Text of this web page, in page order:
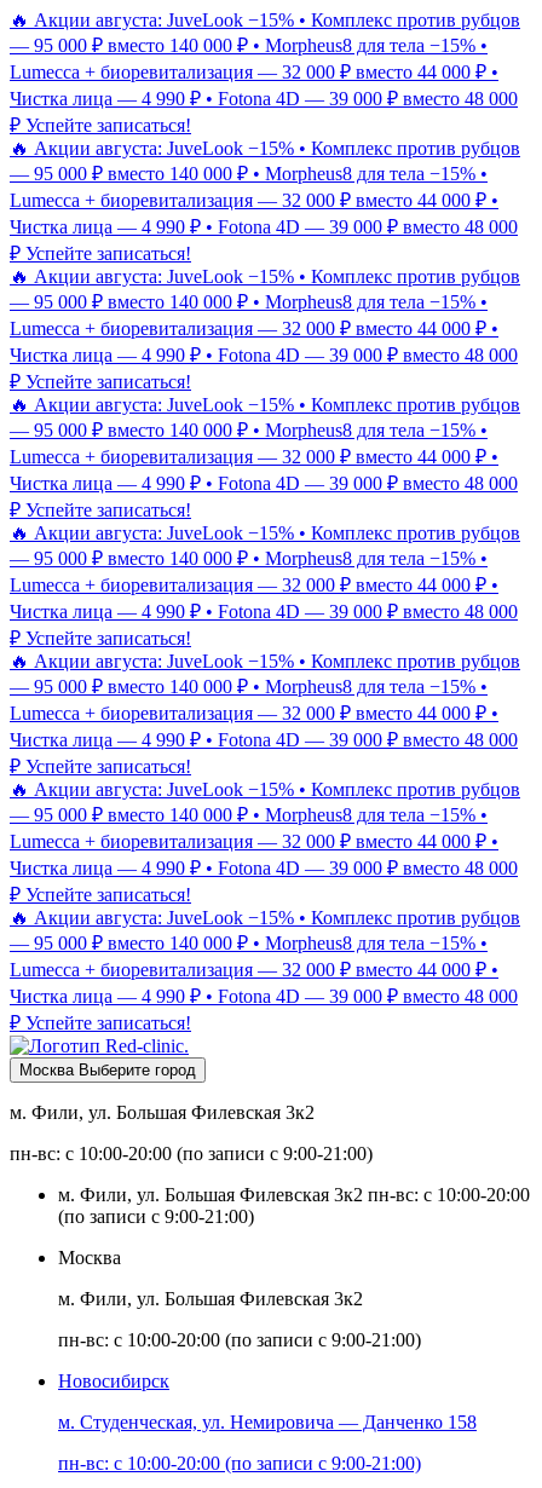
🔥 Акции августа: JuveLook −15% • Комплекс против рубцов
— 95 000 ₽ вместо 140 000 ₽ • Morpheus8 для тела −15% •
Lumecca + биоревитализация — 32 000 ₽ вместо 44 000 ₽ •
Чистка лица — 4 990 ₽ • Fotona 4D — 39 000 ₽ вместо 48 000
₽ Успейте записаться!
🔥 Акции августа: JuveLook −15% • Комплекс против рубцов
— 95 000 ₽ вместо 140 000 ₽ • Morpheus8 для тела −15% •
Lumecca + биоревитализация — 32 000 ₽ вместо 44 000 ₽ •
Чистка лица — 4 990 ₽ • Fotona 4D — 39 000 ₽ вместо 48 000
₽ Успейте записаться!
🔥 Акции августа: JuveLook −15% • Комплекс против рубцов
— 95 000 ₽ вместо 140 000 ₽ • Morpheus8 для тела −15% •
Lumecca + биоревитализация — 32 000 ₽ вместо 44 000 ₽ •
Чистка лица — 4 990 ₽ • Fotona 4D — 39 000 ₽ вместо 48 000
₽ Успейте записаться!
🔥 Акции августа: JuveLook −15% • Комплекс против рубцов
— 95 000 ₽ вместо 140 000 ₽ • Morpheus8 для тела −15% •
Lumecca + биоревитализация — 32 000 ₽ вместо 44 000 ₽ •
Чистка лица — 4 990 ₽ • Fotona 4D — 39 000 ₽ вместо 48 000
₽ Успейте записаться!
🔥 Акции августа: JuveLook −15% • Комплекс против рубцов
— 95 000 ₽ вместо 140 000 ₽ • Morpheus8 для тела −15% •
Lumecca + биоревитализация — 32 000 ₽ вместо 44 000 ₽ •
Чистка лица — 4 990 ₽ • Fotona 4D — 39 000 ₽ вместо 48 000
₽ Успейте записаться!
🔥 Акции августа: JuveLook −15% • Комплекс против рубцов
— 95 000 ₽ вместо 140 000 ₽ • Morpheus8 для тела −15% •
Lumecca + биоревитализация — 32 000 ₽ вместо 44 000 ₽ •
Чистка лица — 4 990 ₽ • Fotona 4D — 39 000 ₽ вместо 48 000
₽ Успейте записаться!
🔥 Акции августа: JuveLook −15% • Комплекс против рубцов
— 95 000 ₽ вместо 140 000 ₽ • Morpheus8 для тела −15% •
Lumecca + биоревитализация — 32 000 ₽ вместо 44 000 ₽ •
Чистка лица — 4 990 ₽ • Fotona 4D — 39 000 ₽ вместо 48 000
₽ Успейте записаться!
🔥 Акции августа: JuveLook −15% • Комплекс против рубцов
— 95 000 ₽ вместо 140 000 ₽ • Morpheus8 для тела −15% •
Lumecca + биоревитализация — 32 000 ₽ вместо 44 000 ₽ •
Чистка лица — 4 990 ₽ • Fotona 4D — 39 000 ₽ вместо 48 000
₽ Успейте записаться!
Москва Выберите город
м. Фили, ул. Большая Филевская 3к2
пн-вс: с 10:00-20:00 (по записи с 9:00-21:00)
м. Фили, ул. Большая Филевская 3к2 пн-вс: с 10:00-20:00
(по записи с 9:00-21:00)
Москва
м. Фили, ул. Большая Филевская 3к2
пн-вс: с 10:00-20:00 (по записи с 9:00-21:00)
Новосибирск
м. Студенческая, ул. Немировича — Данченко 158
пн-вс: с 10:00-20:00 (по записи с 9:00-21:00)